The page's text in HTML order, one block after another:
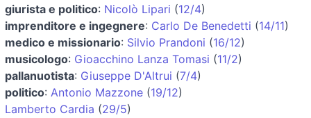
giurista e politico: Nicolò Lipari (12/4)
imprenditore e ingegnere: Carlo De Benedetti (14/11)
medico e missionario: Silvio Prandoni (16/12)
musicologo: Gioacchino Lanza Tomasi (11/2)
pallanuotista: Giuseppe D'Altrui (7/4)
politico: Antonio Mazzone (19/12)
Lamberto Cardia (29/5)